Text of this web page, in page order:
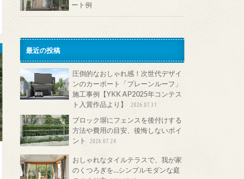
ート例
最近の投稿
圧倒的なおしゃれ感！次世代デザイ
ンのカーポート「プレーンルーフ」
施工事例【YKK AP2025年コンテス
ト入賞作品より】
2026.07.31
ブロック塀にフェンスを後付けする
方法や費用の目安、後悔しないポイ
ント
2026.07.24
おしゃれなタイルテラスで、我が家
のくつろぎを…シンプルモダンな庭